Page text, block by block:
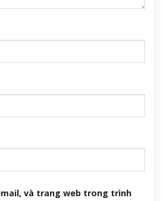
và trang web trong trình